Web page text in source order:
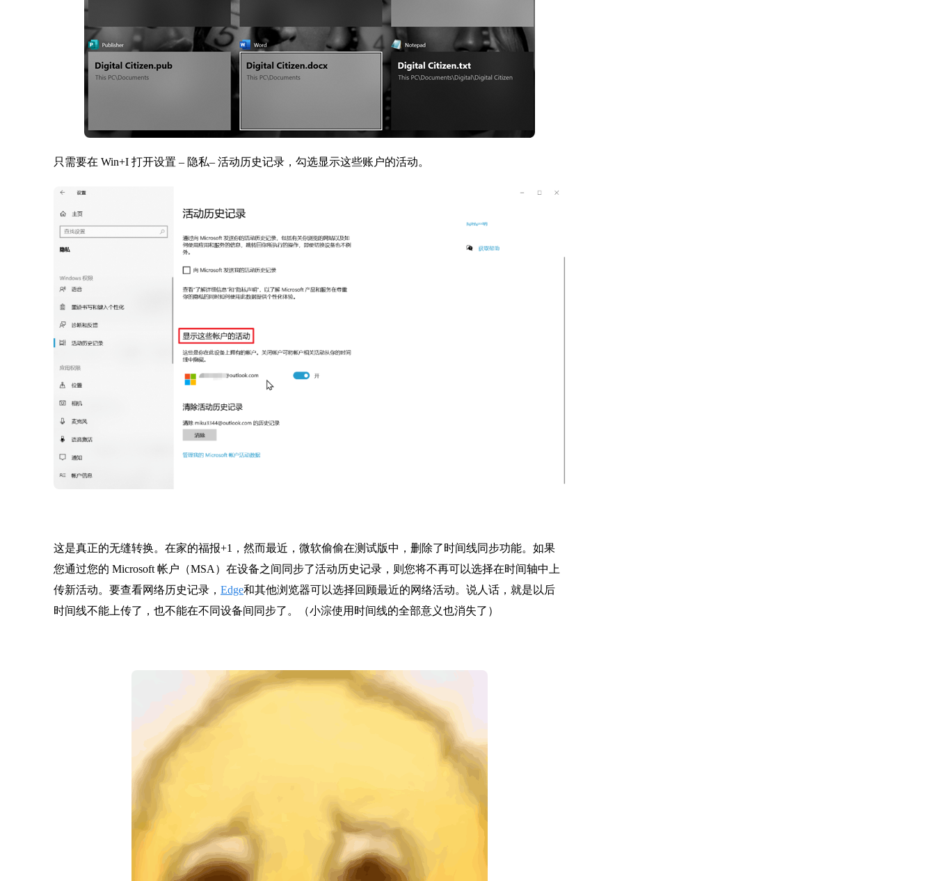
只需要在 Win+I 打开设置 – 隐私– 活动历史记录，勾选显示这些账户的活动。
这是真正的无缝转换。在家的福报+1，然而最近，微软偷偷在测试版中，删除了时间线同步功能。如果
您通过您的 Microsoft 帐户（MSA）在设备之间同步了活动历史记录，则您将不再可以选择在时间轴中上
传新活动。要查看网络历史记录， Edge和其他浏览器可以选择回顾最近的网络活动。说人话，就是以后
时间线不能上传了，也不能在不同设备间同步了。（小淙使用时间线的全部意义也消失了）